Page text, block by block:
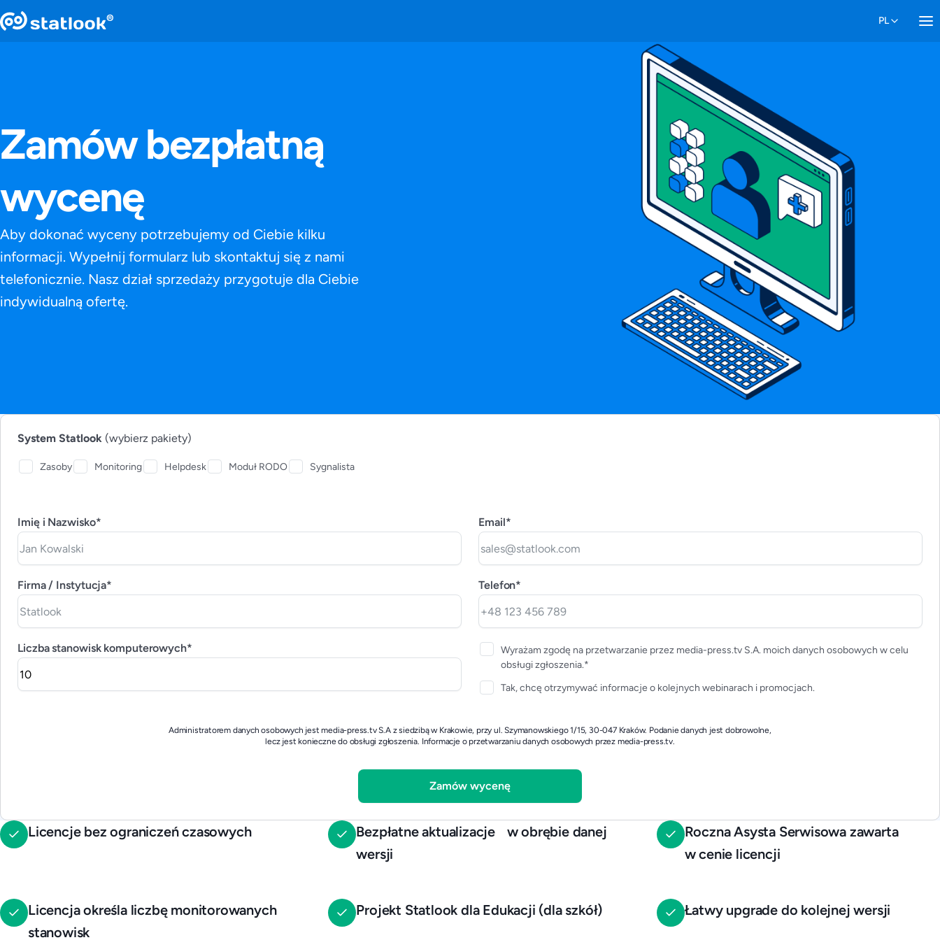
Zamów bezpłatną
wycenę
Aby dokonać wyceny potrzebujemy od Ciebie kilku
informacji. Wypełnij formularz lub skontaktuj się z nami
telefonicznie. Nasz dział sprzedaży przygotuje dla Ciebie
indywidualną ofertę.
System Statlook (wybierz pakiety)
Zasoby Monitoring Helpdesk Moduł RODO Sygnalista
Imię i Nazwisko* Email*
Firma / Instytucja* Telefon*
Liczba stanowisk komputerowych*
Wyrażam zgodę na przetwarzanie przez media-press.tv S.A. moich danych osobowych w celu
obsługi zgłoszenia.*
Tak, chcę otrzymywać informacje o kolejnych webinarach i promocjach.
Administratorem danych osobowych jest media-press.tv S.A z siedzibą w Krakowie, przy ul. Szymanowskiego 1/15, 30-047 Kraków. Podanie danych jest dobrowolne,
lecz jest konieczne do obsługi zgłoszenia. Informacje o przetwarzaniu danych osobowych przez media-press.tv.
Licencje bez ograniczeń czasowych
Bezpłatne aktualizacje w obrębie danej
wersji
Roczna Asysta Serwisowa zawarta
w cenie licencji
Licencja określa liczbę monitorowanych
stanowisk
Projekt Statlook dla Edukacji (dla szkół) Łatwy upgrade do kolejnej wersji